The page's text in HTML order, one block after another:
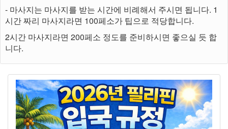
- 마사지는 마사지를 받는 시간에 비례해서 주시면 됩니다. 1
시간 짜리 마사지라면 100페소가 팁으로 적당합니다.
2시간 마사지라면 200페소 정도를 준비하시면 좋으실 듯 합
니다.